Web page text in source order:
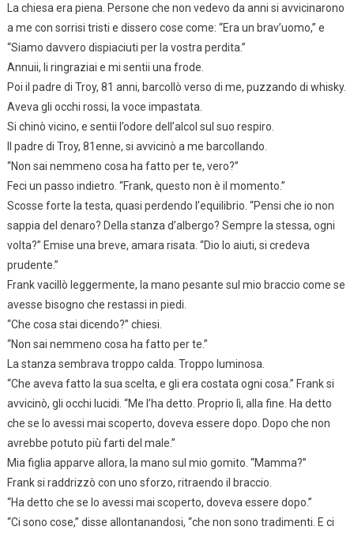
La chiesa era piena. Persone che non vedevo da anni si avvicinarono
a me con sorrisi tristi e dissero cose come: “Era un brav’uomo,” e
“Siamo davvero dispiaciuti per la vostra perdita.”
Annuii, li ringraziai e mi sentii una frode.
Poi il padre di Troy, 81 anni, barcollò verso di me, puzzando di whisky.
Aveva gli occhi rossi, la voce impastata.
Si chinò vicino, e sentii l’odore dell’alcol sul suo respiro.
Il padre di Troy, 81enne, si avvicinò a me barcollando.
“Non sai nemmeno cosa ha fatto per te, vero?”
Feci un passo indietro. “Frank, questo non è il momento.”
Scosse forte la testa, quasi perdendo l’equilibrio. “Pensi che io non
sappia del denaro? Della stanza d’albergo? Sempre la stessa, ogni
volta?” Emise una breve, amara risata. “Dio lo aiuti, si credeva
prudente.”
Frank vacillò leggermente, la mano pesante sul mio braccio come se
avesse bisogno che restassi in piedi.
“Che cosa stai dicendo?” chiesi.
“Non sai nemmeno cosa ha fatto per te.”
La stanza sembrava troppo calda. Troppo luminosa.
“Che aveva fatto la sua scelta, e gli era costata ogni cosa.” Frank si
avvicinò, gli occhi lucidi. “Me l’ha detto. Proprio lì, alla fine. Ha detto
che se lo avessi mai scoperto, doveva essere dopo. Dopo che non
avrebbe potuto più farti del male.”
Mia figlia apparve allora, la mano sul mio gomito. “Mamma?”
Frank si raddrizzò con uno sforzo, ritraendo il braccio.
“Ha detto che se lo avessi mai scoperto, doveva essere dopo.”
“Ci sono cose,” disse allontanandosi, “che non sono tradimenti. E ci